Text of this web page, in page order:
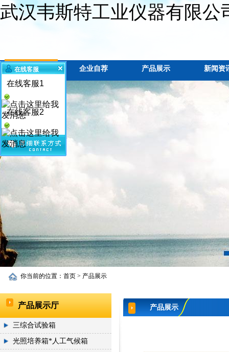
武汉韦斯特工业仪器有限公
网站首页 企业自荐 产品展示 新闻资
你当前的位置： 首页 > 产品展示
产品展示厅
三综合试验箱
光照培养箱*人工气候箱
产品展示
在线客服
在线客服1
在线客服2